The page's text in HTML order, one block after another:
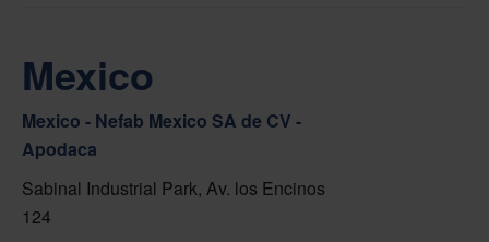
Mexico
Mexico - Nefab Mexico SA de CV -
Apodaca
Sabinal Industrial Park, Av. los Encinos
124